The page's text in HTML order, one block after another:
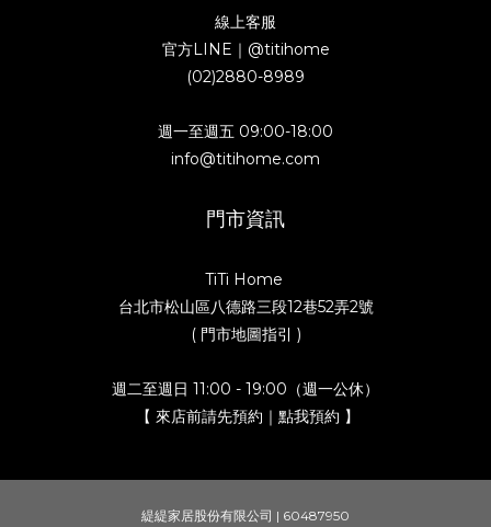
線上客服
官方LINE｜ @titihome
(02)2880-8989
週一至週五 09:00-18:00
info@titihome.com
門市資訊
TiTi Home
台北市松山區八德路三段12巷52弄2號
( 門市地圖指引 )
週二至週日 11:00 - 19:00（週一公休）
【 來店前請先預約｜點我預約 】
緹緹家居股份有限公司 | 60487950